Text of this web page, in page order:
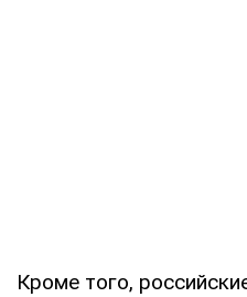
Кроме того,